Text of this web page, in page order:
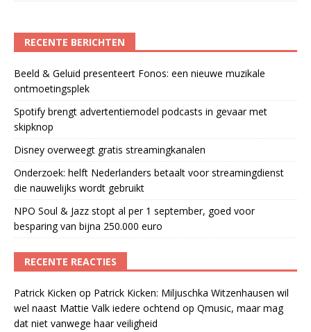
RECENTE BERICHTEN
Beeld & Geluid presenteert Fonos: een nieuwe muzikale
ontmoetingsplek
Spotify brengt advertentiemodel podcasts in gevaar met
skipknop
Disney overweegt gratis streamingkanalen
Onderzoek: helft Nederlanders betaalt voor streamingdienst
die nauwelijks wordt gebruikt
NPO Soul & Jazz stopt al per 1 september, goed voor
besparing van bijna 250.000 euro
RECENTE REACTIES
Patrick Kicken op Patrick Kicken: Miljuschka Witzenhausen wil
wel naast Mattie Valk iedere ochtend op Qmusic, maar mag
dat niet vanwege haar veiligheid